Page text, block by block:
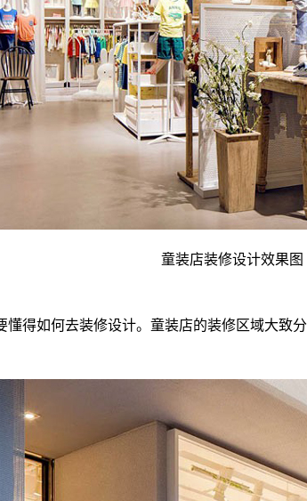
童装店装修设计效果图
得如何去装修设计。童装店的装修区域大致